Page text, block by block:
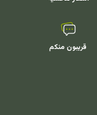
قريبون منكم